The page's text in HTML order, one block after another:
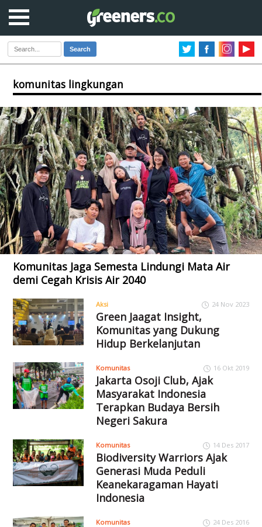
Search
komunitas lingkungan
Komunitas Jaga Semesta Lindungi Mata Air
demi Cegah Krisis Air 2040
Aksi 24 Nov 2023
Green Jaagat Insight,
Komunitas yang Dukung
Hidup Berkelanjutan
Komunitas 16 Okt 2019
Jakarta Osoji Club, Ajak
Masyarakat Indonesia
Terapkan Budaya Bersih
Negeri Sakura
Komunitas 14 Des 2017
Biodiversity Warriors Ajak
Generasi Muda Peduli
Keanekaragaman Hayati
Indonesia
Komunitas 24 Des 2016